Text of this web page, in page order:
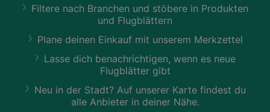
Filtere nach Branchen und stöbere in Produkten
und Flugblättern
Plane deinen Einkauf mit unserem Merkzettel
Lasse dich benachrichtigen, wenn es neue
Flugblätter gibt
Neu in der Stadt? Auf unserer Karte findest du
alle Anbieter in deiner Nähe.